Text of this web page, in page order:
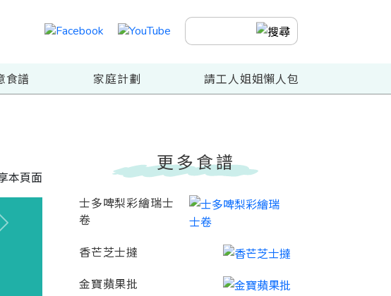
食譜 家庭計劃 請工人姐姐懶人包
Next
更多食譜
士多啤梨彩繪瑞士
卷
香芒芝士撻
金寶蘋果批